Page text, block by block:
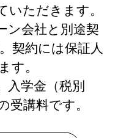
いただきます。
ン会社と別途契
契約には保証人
す。
入学金（税別
受講料です。